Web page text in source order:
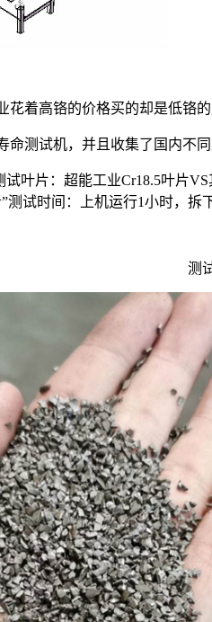
高铬的价格买的却是低铬
测试机，并且收集了国内不
叶片：超能工业Cr18.5叶片
测试时间：上机运行1小时，
测